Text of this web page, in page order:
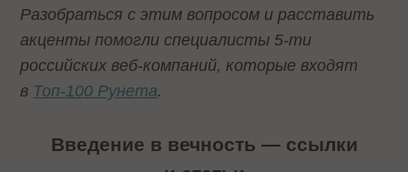
Разобраться с этим вопросом и расставить
акценты помогли специалисты 5-ти
российских веб-компаний, которые входят
в Топ-100 Рунета.
Введение в вечность — ссылки